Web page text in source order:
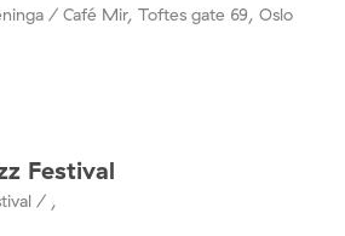
/ Café Mir, Toftes gate 69, Oslo
Festival
/ ,